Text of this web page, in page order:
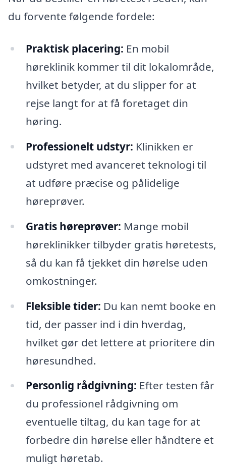
du forvente følgende fordele:
Praktisk placering: En mobil
høreklinik kommer til dit lokalområde,
hvilket betyder, at du slipper for at
rejse langt for at få foretaget din
høring.
Professionelt udstyr: Klinikken er
udstyret med avanceret teknologi til
at udføre præcise og pålidelige
høreprøver.
Gratis høreprøver: Mange mobil
høreklinikker tilbyder gratis høretests,
så du kan få tjekket din hørelse uden
omkostninger.
Fleksible tider: Du kan nemt booke en
tid, der passer ind i din hverdag,
hvilket gør det lettere at prioritere din
høresundhed.
Personlig rådgivning: Efter testen får
du professionel rådgivning om
eventuelle tiltag, du kan tage for at
forbedre din hørelse eller håndtere et
muligt høretab.